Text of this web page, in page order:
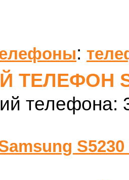
:
ТЕЛЕФОН
телефона:
S5230